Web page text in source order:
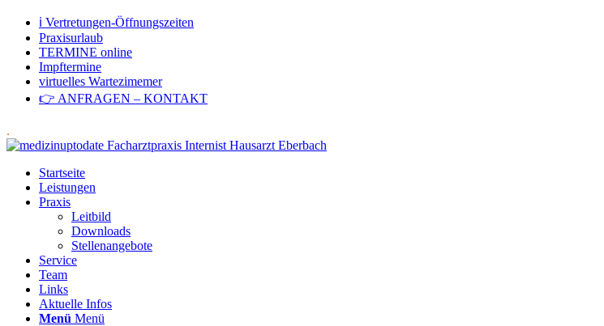
ℹ Vertretungen-Öffnungszeiten
Praxisurlaub
TERMINE online
Impftermine
virtuelles Wartezimemer
👉 ANFRAGEN – KONTAKT
.
Startseite
Leistungen
Praxis
Leitbild
Downloads
Stellenangebote
Service
Team
Links
Aktuelle Infos
Menü Menü